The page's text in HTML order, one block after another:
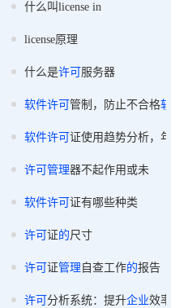
什么叫license in
license原理
什么是许可 服务器
软件许可 管制，防止不合格
软件许可 证使用趋势分析，
许可 管理器不起作用或未
软件许可 证有哪些种类
许可 证的尺寸
许可 证管理 自查工作的报告
许可 分析系统：提升企业效率